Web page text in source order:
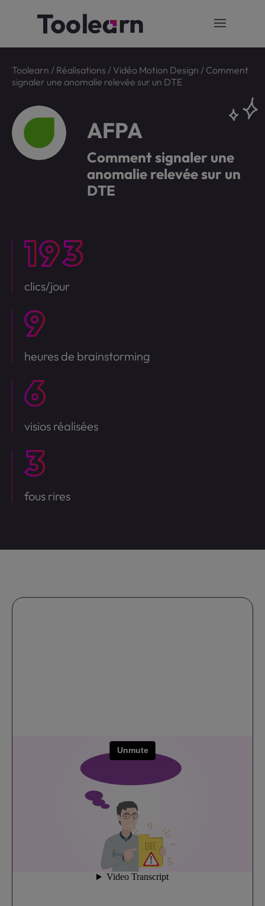
Toolearn / Réalisations / Vidéo Motion Design / Comment
signaler une anomalie relevée sur un DTE
AFPA
Comment signaler une
anomalie relevée sur un
DTE
clics/jour
heures de brainstorming
visios réalisées
fous rires